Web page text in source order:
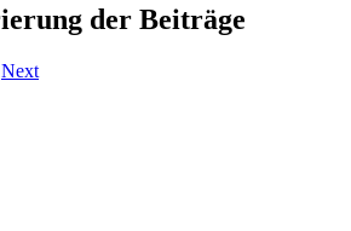
der Beiträge
Next